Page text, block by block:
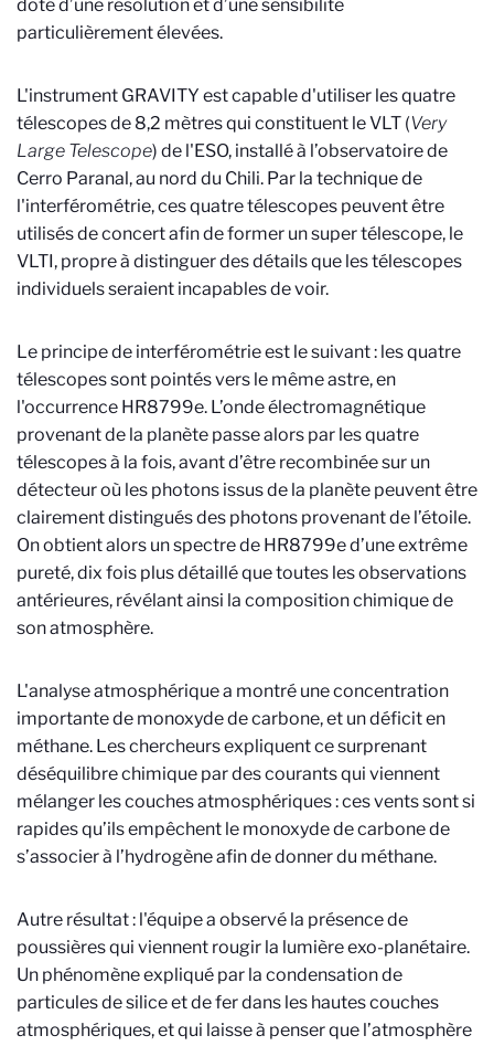
doté d’une résolution et d’une sensibilité
particulièrement élevées.
L'instrument GRAVITY est capable d'utiliser les quatre
télescopes de 8,2 mètres qui constituent le VLT (Very
Large Telescope) de l'ESO, installé à l’observatoire de
Cerro Paranal, au nord du Chili. Par la technique de
l'interférométrie, ces quatre télescopes peuvent être
utilisés de concert afin de former un super télescope, le
VLTI, propre à distinguer des détails que les télescopes
individuels seraient incapables de voir.
Le principe de interférométrie est le suivant : les quatre
télescopes sont pointés vers le même astre, en
l'occurrence HR8799e. L’onde électromagnétique
provenant de la planète passe alors par les quatre
télescopes à la fois, avant d’être recombinée sur un
détecteur où les photons issus de la planète peuvent être
clairement distingués des photons provenant de l’étoile.
On obtient alors un spectre de HR8799e d’une extrême
pureté, dix fois plus détaillé que toutes les observations
antérieures, révélant ainsi la composition chimique de
son atmosphère.
L'analyse atmosphérique a montré une concentration
importante de monoxyde de carbone, et un déficit en
méthane. Les chercheurs expliquent ce surprenant
déséquilibrechimique par des courants qui viennent
mélanger les couches atmosphériques : ces vents sont si
rapides qu’ils empêchent le monoxyde de carbone de
s’associer à l’hydrogène afin de donner du méthane.
Autre résultat : l'équipe a observé la présence de
poussières qui viennent rougir la lumière exo-planétaire.
Un phénomène expliqué par la condensation de
particules de silice et de fer dans les hautes couches
atmosphériques, et qui laisse à penser que l’atmosphère